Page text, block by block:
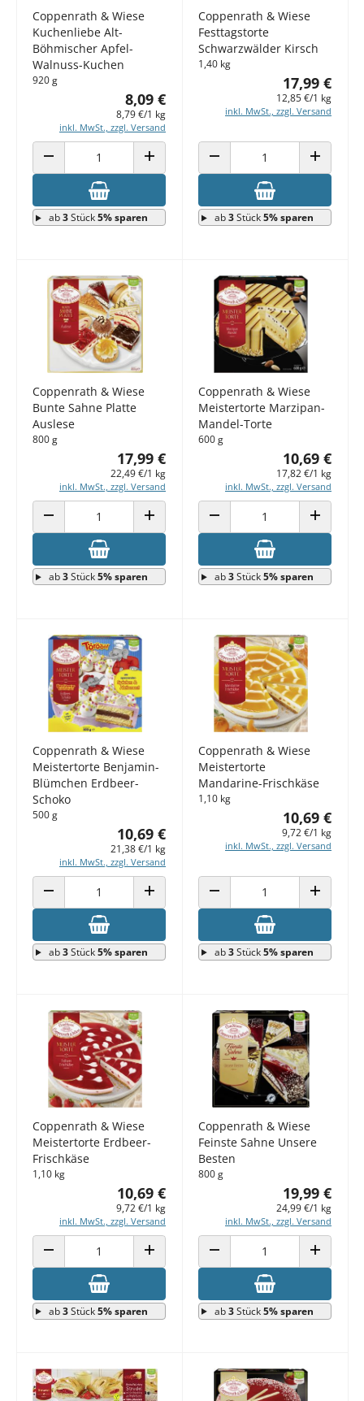
Coppenrath & Wiese
Kuchenliebe Alt-
Böhmischer Apfel-
Walnuss-Kuchen
920 g
8,09 €
8,79 €/1 kg
inkl. MwSt., zzgl. Versand
ANZAHL VERRINGERN ANZAHL ERHÖHEN
ab3Stück5% sparen
Coppenrath & Wiese
Festtagstorte
Schwarzwälder Kirsch
1,40 kg
17,99 €
12,85 €/1 kg
inkl. MwSt., zzgl. Versand
ANZAHL VERRINGERN ANZAHL
ab3Stück5% sparen
Coppenrath & Wiese
Bunte Sahne Platte
Auslese
800 g
17,99 €
22,49 €/1 kg
inkl. MwSt., zzgl. Versand
ANZAHL VERRINGERN ANZAHL ERHÖHEN
ab3Stück5% sparen
Coppenrath & Wiese
Meistertorte Marzipan-
Mandel-Torte
600 g
10,69 €
17,82 €/1 kg
inkl. MwSt., zzgl. Versand
ANZAHL VERRINGERN ANZAHL
ab3Stück5% sparen
Coppenrath & Wiese
Meistertorte Benjamin-
Blümchen Erdbeer-
Schoko
500 g
10,69 €
21,38 €/1 kg
inkl. MwSt., zzgl. Versand
ANZAHL VERRINGERN ANZAHL ERHÖHEN
ab3Stück5% sparen
Coppenrath & Wiese
Meistertorte
Mandarine-Frischkäse
1,10 kg
10,69 €
9,72 €/1 kg
inkl. MwSt., zzgl. Versand
ANZAHL VERRINGERN ANZAHL
ab3Stück5% sparen
Coppenrath & Wiese
Meistertorte Erdbeer-
Frischkäse
1,10 kg
10,69 €
9,72 €/1 kg
inkl. MwSt., zzgl. Versand
ANZAHL VERRINGERN ANZAHL ERHÖHEN
ab3Stück5% sparen
Coppenrath & Wiese
Feinste Sahne Unsere
Besten
800 g
19,99 €
24,99 €/1 kg
inkl. MwSt., zzgl. Versand
ANZAHL VERRINGERN ANZAHL
ab3Stück5% sparen